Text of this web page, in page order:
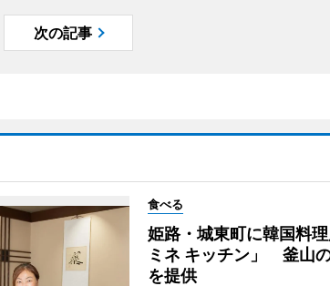
次の記事
食べる
姫路・城東町に韓国料
ミネ キッチン」 釜山
を提供